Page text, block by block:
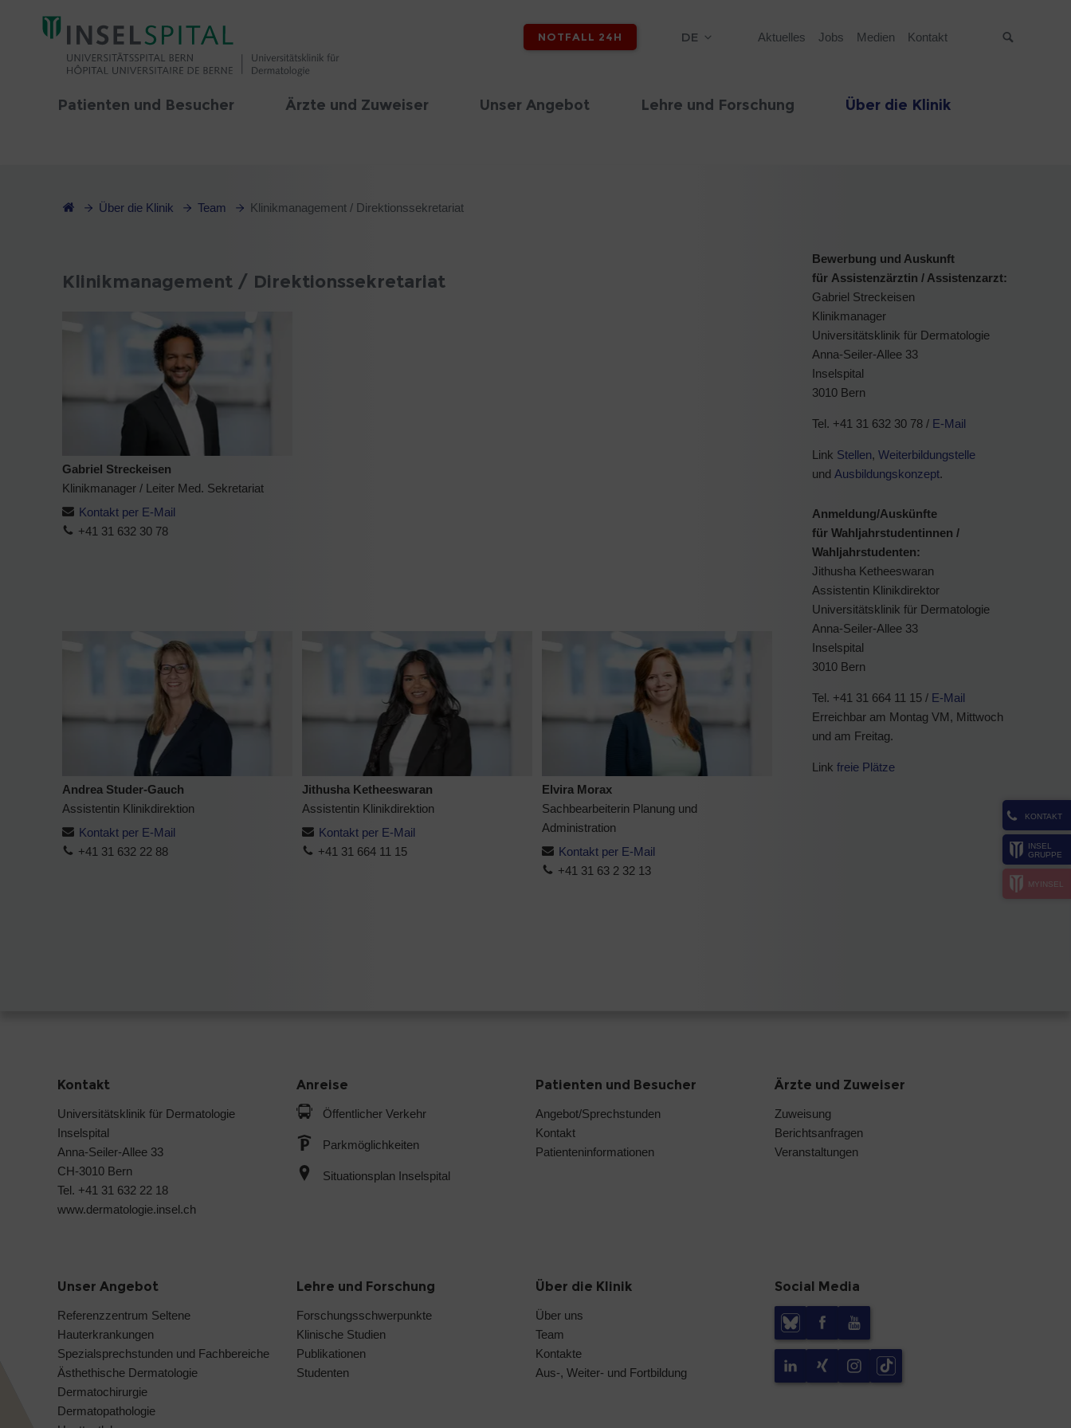
NOTFALL 24H DE Aktuelles Jobs Medien Kontakt
Patienten und Besucher Ärzte und Zuweiser Unser Angebot Lehre und Forschung Über die Klinik
KONTAKT
INSEL
GRUPPE
MYINSEL
Über die Klinik Team Klinikmanagement / Direktionssekretariat
Klinikmanagement / Direktionssekretariat
Gabriel Streckeisen
Klinikmanager / Leiter Med. Sekretariat
Kontakt per E-Mail
+41 31 632 30 78
Andrea Studer-Gauch
Assistentin Klinikdirektion
Kontakt per E-Mail
+41 31 632 22 88
Jithusha Ketheeswaran
Assistentin Klinikdirektion
Kontakt per E-Mail
+41 31 664 11 15
Elvira Morax
Sachbearbeiterin Planung und
Administration
Kontakt per E-Mail
+41 31 63 2 32 13
Bewerbung und Auskunft
für Assistenzärztin / Assistenzarzt:
Gabriel Streckeisen
Klinikmanager
Universitätsklinik für Dermatologie
Anna-Seiler-Allee 33
Inselspital
3010 Bern
Tel. +41 31 632 30 78 / E-Mail
Link Stellen, Weiterbildungstelle
und Ausbildungskonzept.
Anmeldung/Auskünfte
für Wahljahrstudentinnen /
Wahljahrstudenten:
Jithusha Ketheeswaran
Assistentin Klinikdirektor
Universitätsklinik für Dermatologie
Anna-Seiler-Allee 33
Inselspital
3010 Bern
Tel. +41 31 664 11 15 / E-Mail
Erreichbar am Montag VM, Mittwoch
und am Freitag.
Link freie Plätze
Kontakt
Universitätsklinik für Dermatologie
Inselspital
Anna-Seiler-Allee 33
CH-3010 Bern
Tel. +41 31 632 22 18
www.dermatologie.insel.ch
Anreise
Öffentlicher Verkehr
Parkmöglichkeiten
Situationsplan Inselspital
Patienten und Besucher
Angebot/Sprechstunden
Kontakt
Patienteninformationen
Ärzte und Zuweiser
Zuweisung
Berichtsanfragen
Veranstaltungen
Unser Angebot
Referenzzentrum Seltene
Hauterkrankungen
Spezialsprechstunden und Fachbereiche
Ästhethische Dermatologie
Dermatochirurgie
Dermatopathologie
Lehre und Forschung
Forschungsschwerpunkte
Klinische Studien
Publikationen
Studenten
Über die Klinik
Über uns
Team
Kontakte
Aus-, Weiter- und Fortbildung
Social Media